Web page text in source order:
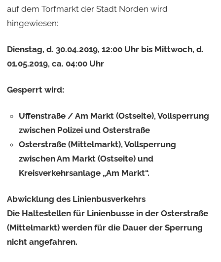
auf dem Torfmarkt der Stadt Norden wird
hingewiesen:
Dienstag, d. 30.04.2019, 12:00 Uhr bis Mittwoch, d.
01.05.2019, ca. 04:00 Uhr
Gesperrt wird:
Uffenstraße / Am Markt (Ostseite), Vollsperrung
zwischen Polizei und Osterstraße
Osterstraße (Mittelmarkt), Vollsperrung
zwischen Am Markt (Ostseite) und
Kreisverkehrsanlage „Am Markt“.
Abwicklung des Linienbusverkehrs
Die Haltestellen für Linienbusse in der Osterstraße
(Mittelmarkt) werden für die Dauer der Sperrung
nicht angefahren.